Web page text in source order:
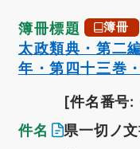
簿冊標題 簿冊
太政類典・第二
年・第四十三巻
件名
[件名番号
県一切ノ